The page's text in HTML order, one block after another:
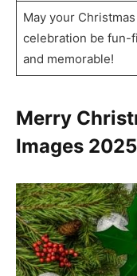
May your Christmas
celebration be fun-
and memorable!
Merry
Images 2025